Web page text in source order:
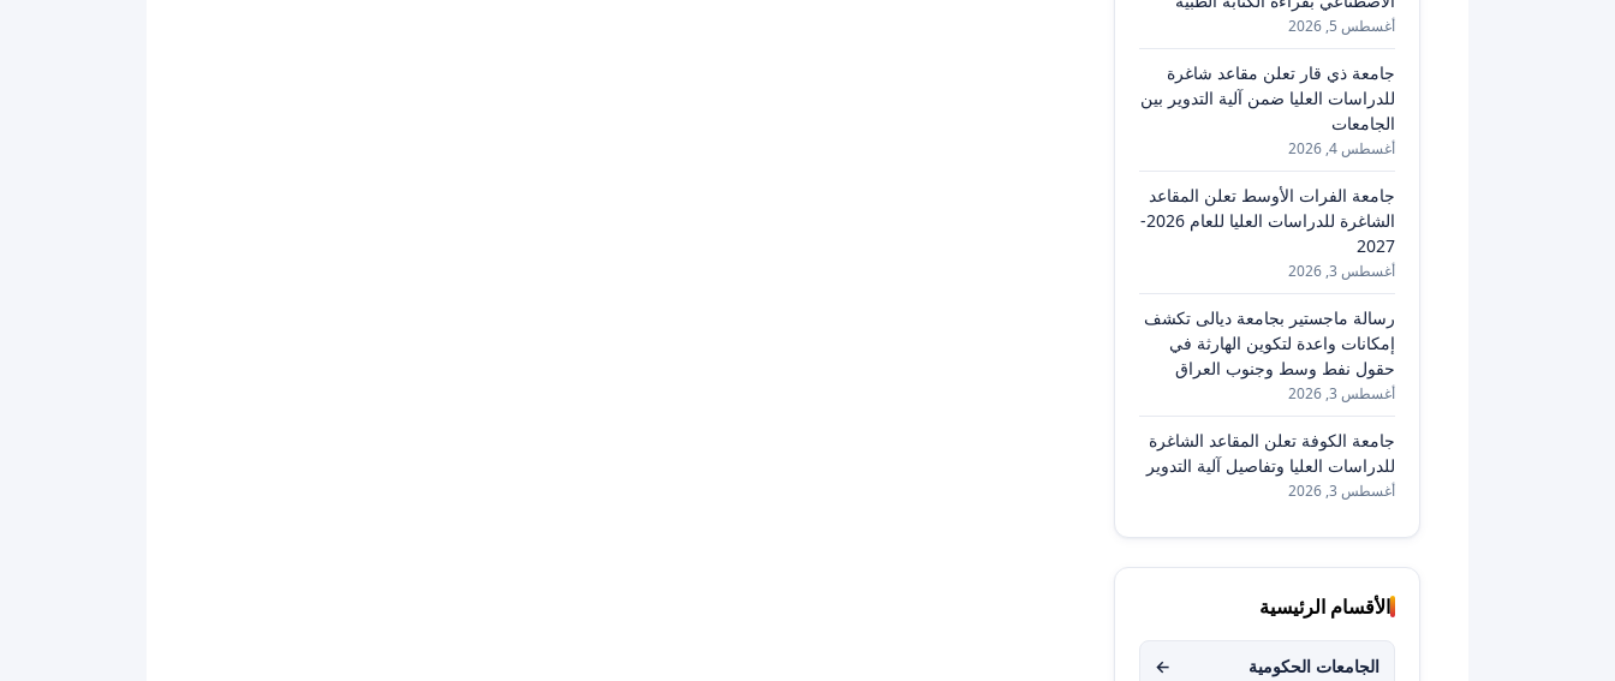
أغسطس 5, 2026
جامعة ذي قار تعلن مقاعد شاغرة
للدراسات العليا ضمن آلية التدوير بين
الجامعات
أغسطس 4, 2026
جامعة الفرات الأوسط تعلن المقاعد
الشاغرة للدراسات العليا للعام 2026-
2027
أغسطس 3, 2026
رسالة ماجستير بجامعة ديالى تكشف
إمكانات واعدة لتكوين الهارثة في
حقول نفط وسط وجنوب العراق
أغسطس 3, 2026
جامعة الكوفة تعلن المقاعد الشاغرة
للدراسات العليا وتفاصيل آلية التدوير
أغسطس 3, 2026
الأقسام الرئيسية
الجامعات الحكومية ←